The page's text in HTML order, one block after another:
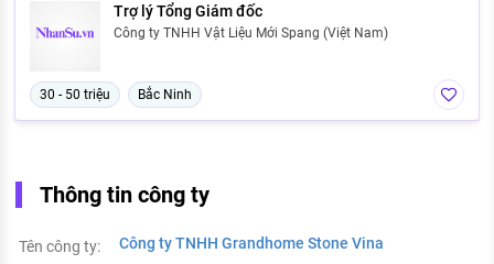
Trợ lý Tổng Giám đốc
Công ty TNHH Vật Liệu Mới Spang (Việt Nam)
30 - 50 triệu Bắc Ninh
Thông tin công ty
Tên công ty:
Công ty TNHH Grandhome Stone Vina